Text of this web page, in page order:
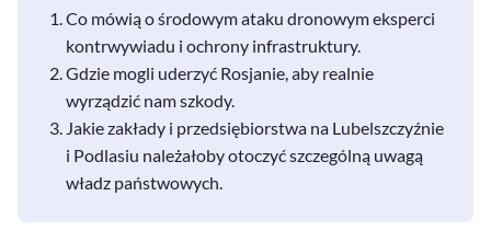
Co mówią o środowym ataku dronowym eksperci
kontrwywiadu i ochrony infrastruktury.
Gdzie mogli uderzyć Rosjanie, aby realnie
wyrządzić nam szkody.
Jakie zakłady i przedsiębiorstwa na Lubelszczyźnie
i Podlasiu należałoby otoczyć szczególną uwagą
władz państwowych.